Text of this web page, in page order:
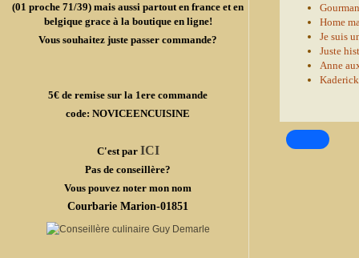
(01 proche 71/39) mais aussi partout en france et en
belgique grace à la boutique en ligne!
Vous souhaitez juste passer commande?
5€ de remise sur la 1ere commande
code: NOVICEENCUISINE
C'est par ICI
Pas de conseillère?
Vous pouvez noter mon nom
Courbarie Marion-01851
Home
Je suis
Juste
Anne